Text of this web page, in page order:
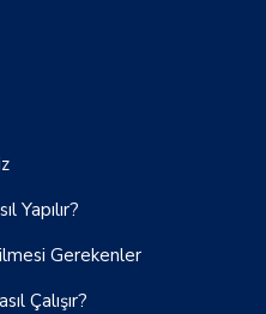
Yapılır?
Gerekenler
Çalışır?